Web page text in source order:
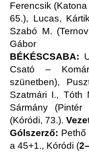
Ferencsik
65.), Lucas,
Szabó M.
Gábor
BÉKÉSCSABA:
Csató –
szünetben),
Szatmári I., Tóth
Sármány
(Kóródi, 73.).
Gólszerző: Pethő
a 45+1., Kóródi (